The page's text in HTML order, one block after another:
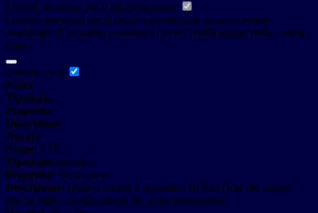
Cookie necessari per il funzionamento
I cookie necessari per il funzionamento non possono essere
disabilitati. È possibile consultare l'elenco nella pagina della cookie
policy.
youtube.com
Nome
Tipologia
Proprieta
Descrizione
Durata
Nome: YSC
Tipologia: analitico
Proprieta: Terza-parte
Descrizione: Questo cookie è impostato da YouTube per tenere
traccia delle visualizzazioni dei video incorporati.